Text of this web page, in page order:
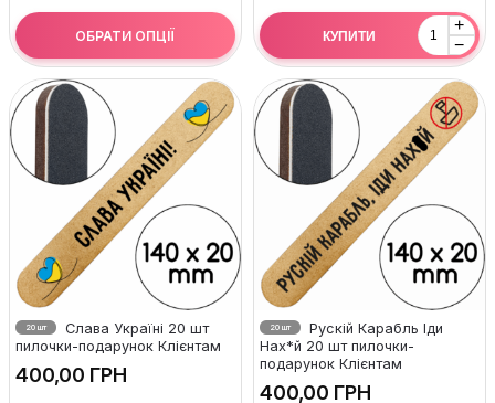
ОБРАТИ ОПЦІЇ
+
−
КУПИТИ
20 шт
Слава Україні 20 шт
пилочки-подарунок Клієнтам
ГРН
20 шт
Рускій Карабль Іди
Нах*й 20 шт пилочки-
подарунок Клієнтам
ГРН